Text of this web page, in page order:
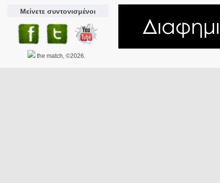
Μείνετε συντονισμένοι
the match, ©2026.